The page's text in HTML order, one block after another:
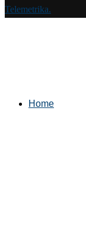
Telemetrika.
Home